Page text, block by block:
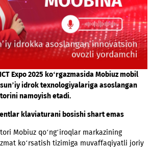
- ICT Expo 2025 ko‘rgazmasida Mobiuz
namoyish etadi.